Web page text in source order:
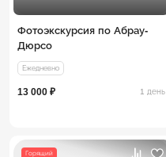
Фотоэкскурсия по Абрау-
Дюрсо
Ежедневно
13 000 ₽ 1 день
Горящий